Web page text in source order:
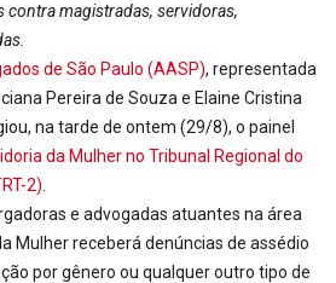
contra magistradas, servidoras,
de São Paulo (AASP), representada
Pereira de Souza e Elaine Cristina
na tarde de ontem (29/8), o painel
da Mulher no Tribunal Regional do
2)
e advogadas atuantes na área
Mulher receberá denúncias de assédio
por gênero ou qualquer outro tipo de